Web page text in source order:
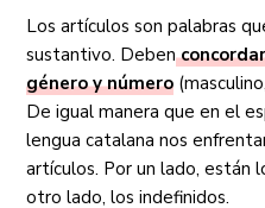
Los artículos son palabras
sustantivo. Debenconcordar
género y número
De igual manera que en el
lengua catalana nos
artículos. Por un lado, están
otro lado, los indefinidos.